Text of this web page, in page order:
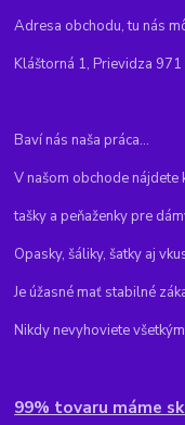
Adresa obchodu, tu nás
Kláštorná 1, Prievidza 971
Baví nás naša práca...
V našom obchode nájdete
tašky a peňaženky pre
Opasky, šáliky, šatky aj
Je úžasné mať stabilné
Nikdy nevyhoviete
99% tovaru máme